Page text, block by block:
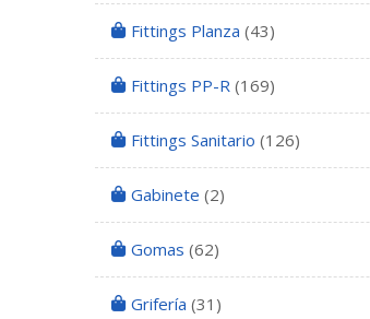
Fittings Planza (43)
Fittings PP-R (169)
Fittings Sanitario (126)
Gabinete (2)
Gomas (62)
Grifería (31)